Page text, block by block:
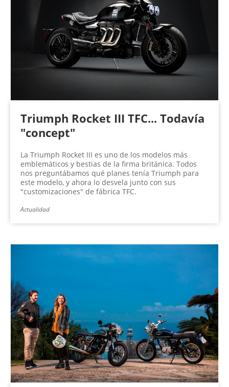
Triumph Rocket III TFC... Todavía
"concept"
La Triumph Rocket III es uno de los modelos más
emblemáticos y bestias de la firma británica. Todos
nos preguntábamos qué planes tenía Triumph para
este modelo, y ahora lo desvela junto con sus
"customizaciones" de fábrica TFC.
Actualidad